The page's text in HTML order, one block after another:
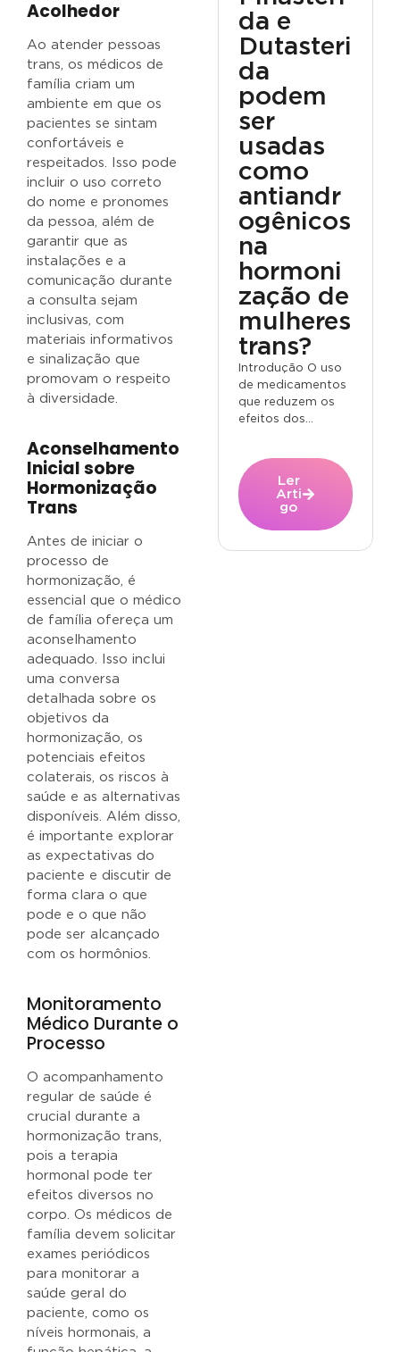
Acolhedor
Ao atender pessoas
trans, os médicos de
família criam um
ambiente em que os
pacientes se sintam
confortáveis e
respeitados. Isso pode
incluir o uso correto
do nome e pronomes
da pessoa, além de
garantir que as
instalações e a
comunicação durante
a consulta sejam
inclusivas, com
materiais informativos
e sinalização que
promovam o respeito
à diversidade.
Aconselhamento
Inicial sobre
Hormonização
Trans
Antes de iniciar o
processo de
hormonização, é
essencial que o médico
de família ofereça um
aconselhamento
adequado. Isso inclui
uma conversa
detalhada sobre os
objetivos da
hormonização, os
potenciais efeitos
colaterais, os riscos à
saúde e as alternativas
disponíveis. Além disso,
é importante explorar
as expectativas do
paciente e discutir de
forma clara o que
pode e o que não
pode ser alcançado
com os hormônios.
Monitoramento
Médico Durante o
Processo
O acompanhamento
regular de saúde é
crucial durante a
hormonização trans,
pois a terapia
hormonal pode ter
efeitos diversos no
corpo. Os médicos de
família devem solicitar
exames periódicos
para monitorar a
saúde geral do
paciente, como os
níveis hormonais, a
da e
Dutasteri
da
podem
ser
usadas
como
antiandr
ogênicos
na
hormoni
zação de
mulheres
trans?
Introdução O uso
de medicamentos
que reduzem os
efeitos dos...
Ler
Arti
go